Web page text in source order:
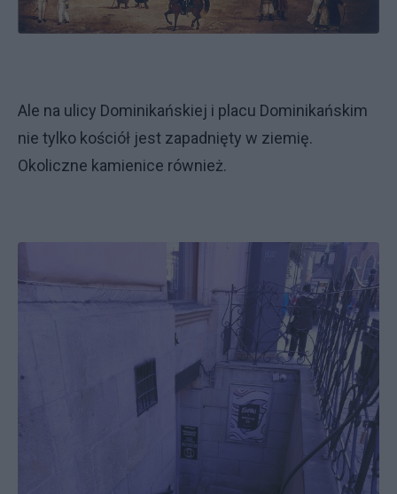
Ale na ulicy Dominikańskiej i placu Dominikańskim
nie tylko kościół jest zapadnięty w ziemię.
Okoliczne kamienice również.